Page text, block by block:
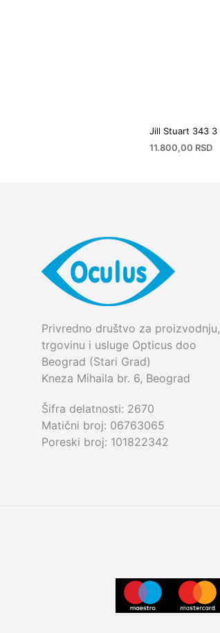
Jill Stuart 343 3
11.800,00 RSD
Privredno društvo za proizvodnju,
trgovinu i usluge Opticus doo
Beograd (Stari Grad)
Kneza Mihaila br. 6, Beograd
Šifra delatnosti: 2670
Matični broj: 06763065
Poreski broj: 101822342